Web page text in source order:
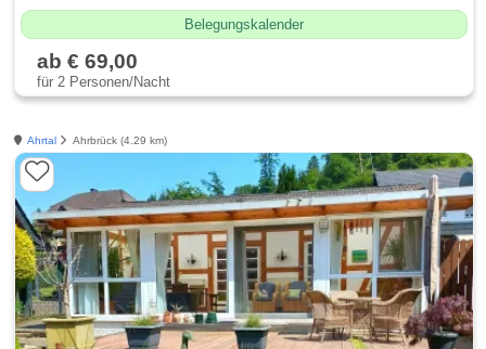
Belegungskalender
ab € 69,00
für 2 Personen/Nacht
Ahrtal Ahrbrück (4.29 km)